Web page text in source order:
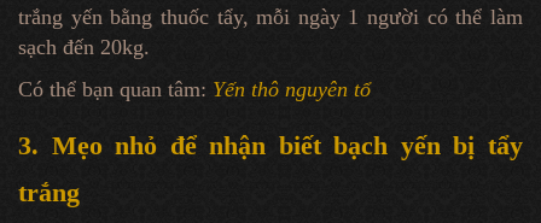
trắng yến bằng thuốc tẩy, mỗi ngày 1 người có thể làm
sạch đến 20kg.
Có thể bạn quan tâm: Yến thô nguyên tổ
3. Mẹo nhỏ để nhận biết bạch yến bị tẩy
trắng